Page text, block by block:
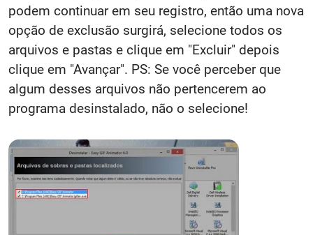
podem continuar em seu registro, então uma nova
opção de exclusão surgirá, selecione todos os
arquivos e pastas e clique em "Excluir" depois
clique em "Avançar". PS: Se você perceber que
algum desses arquivos não pertencerem ao
programa desinstalado, não o selecione!